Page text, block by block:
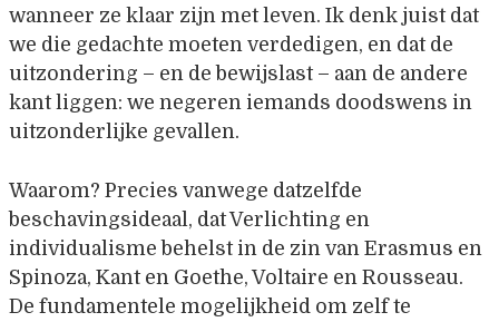
wanneer ze klaar zijn met leven. Ik denk juist dat
we die gedachte moeten verdedigen, en dat de
uitzondering – en de bewijslast – aan de andere
kant liggen: we negeren iemands doodswens in
uitzonderlijke gevallen.
Waarom? Precies vanwege datzelfde
beschavingsideaal, dat Verlichting en
individualisme behelst in de zin van Erasmus en
Spinoza, Kant en Goethe, Voltaire en Rousseau.
De fundamentele mogelijkheid om zelf te